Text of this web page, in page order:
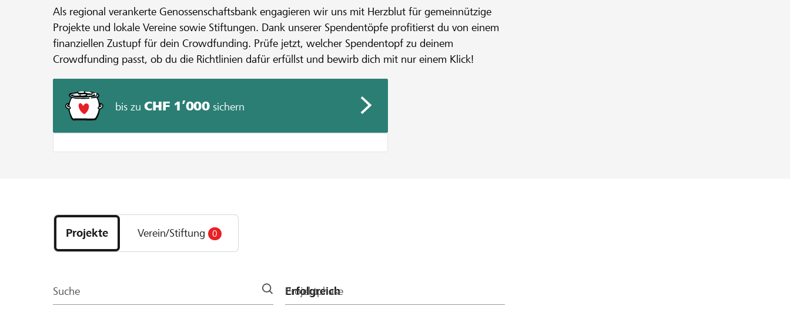
Als regional verankerte Genossenschaftsbank engagieren wir uns mit Herzblut für gemeinnützige
Projekte und lokale Vereine sowie Stiftungen. Dank unserer Spendentöpfe profitierst du von einem
finanziellen Zustupf für dein Crowdfunding. Prüfe jetzt, welcher Spendentopf zu deinem
Crowdfunding passt, ob du die Richtlinien dafür erfüllst und bewirb dich mit nur einem Klick!
bis zu CHF 1’000sichern
Projekte
und
Organisationen
Projekte Verein/Stiftung 0
Suche Projektphase